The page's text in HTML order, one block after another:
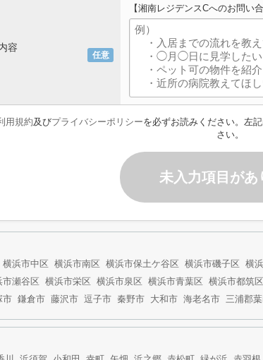
任意
容
【湘南レジデンスCへのお問い合
用規約及びプライバシーポリシーを必ずお読みください。左
さい。
未入力項目があ
横浜市中区 横浜市南区 横浜市保土ケ谷区 横浜市磯子区 横
市瀬谷区 横浜市栄区 横浜市泉区 横浜市青葉区 横浜市都筑区
市 鎌倉市 藤沢市 逗子市 秦野市 大和市 海老名市 三浦郡葉